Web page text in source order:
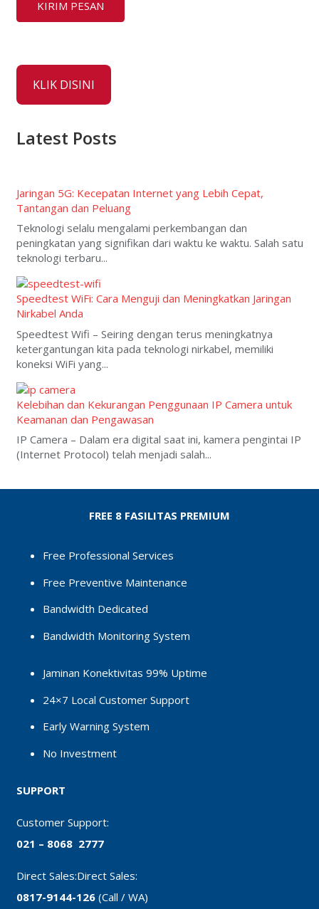
KLIK DISINI
Latest Posts
Jaringan 5G: Kecepatan Internet yang Lebih Cepat,
Tantangan dan Peluang
Teknologi selalu mengalami perkembangan dan
peningkatan yang signifikan dari waktu ke waktu. Salah satu
teknologi terbaru...
Speedtest WiFi: Cara Menguji dan Meningkatkan Jaringan
Nirkabel Anda
Speedtest Wifi – Seiring dengan terus meningkatnya
ketergantungan kita pada teknologi nirkabel, memiliki
koneksi WiFi yang...
Kelebihan dan Kekurangan Penggunaan IP Camera untuk
Keamanan dan Pengawasan
IP Camera – Dalam era digital saat ini, kamera pengintai IP
(Internet Protocol) telah menjadi salah...
FREE 8 FASILITAS PREMIUM
Free Professional Services
Free Preventive Maintenance
Bandwidth Dedicated
Bandwidth Monitoring System
Jaminan Konektivitas 99% Uptime
24×7 Local Customer Support
Early Warning System
No Investment
SUPPORT
Customer Support:
021 – 8068 2777
Direct Sales:Direct Sales:
0817-9144-126 (Call / WA)